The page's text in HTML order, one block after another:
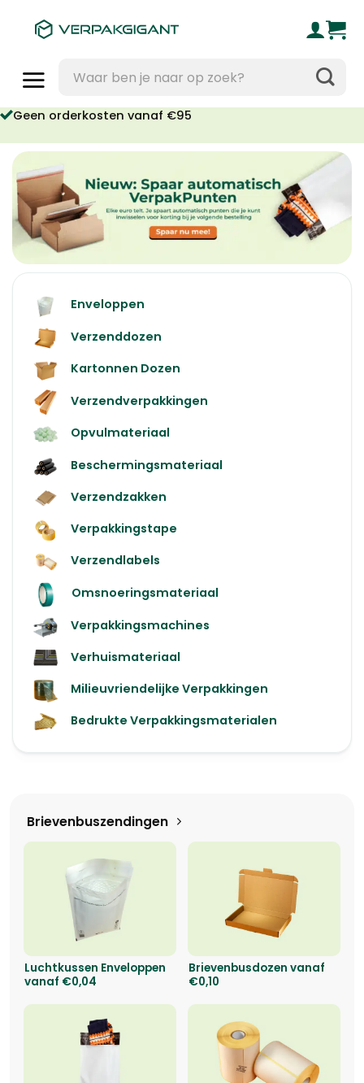
naar:
Geen orderkosten vanaf €95
Enveloppen
Verzenddozen
Kartonnen Dozen
Verzendverpakkingen
Opvulmateriaal
Beschermingsmateriaal
Verzendzakken
Verpakkingstape
Verzendlabels
Omsnoeringsmateriaal
Verpakkingsmachines
Verhuismateriaal
Milieuvriendelijke Verpakkingen
Bedrukte Verpakkingsmaterialen
Brievenbuszendingen
Luchtkussen Enveloppen
vanaf €0,04
Brievenbusdozen vanaf
€0,10